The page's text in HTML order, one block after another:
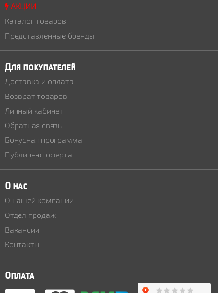
АКЦИИ
Каталог товаров
Представленные бренды
Для покупателей
Доставка и оплата
Возврат товаров
Личный кабинет
Обратная связь
Бонусная программа
Публичная оферта
О нас
О нашей компании
Отдел продаж
Вакансии
Контакты
Оплата